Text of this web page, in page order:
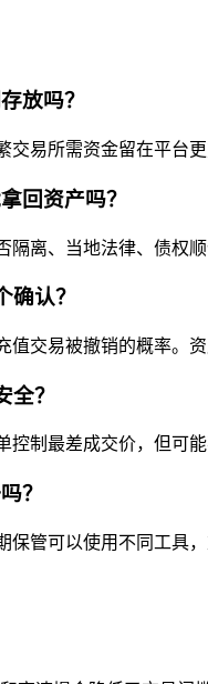
放吗？
交易所需资金留在平台
回资产吗？
隔离、当地法律、债权
确认？
值交易被撤销的概率。
全？
控制最差成交价，但可
？
保管可以使用不同工具